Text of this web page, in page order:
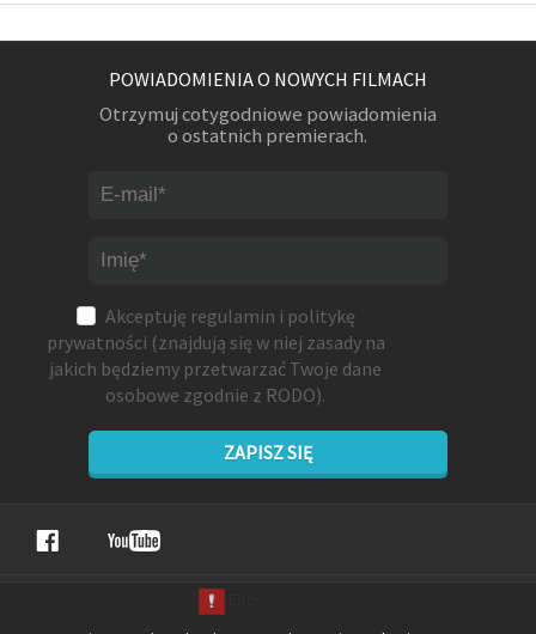
POWIADOMIENIA O NOWYCH FILMACH
Otrzymuj cotygodniowe powiadomienia
o ostatnich premierach.
Akceptuję regulamin i politykę
prywatności (znajdują się w niej zasady na
jakich będziemy przetwarzać Twoje dane
osobowe zgodnie z RODO).
ZAPISZ SIĘ